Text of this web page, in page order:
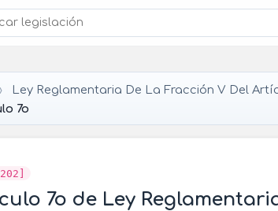
Ley Reglamentaria De La Fracción V Del
7o
[202]
7o de Ley